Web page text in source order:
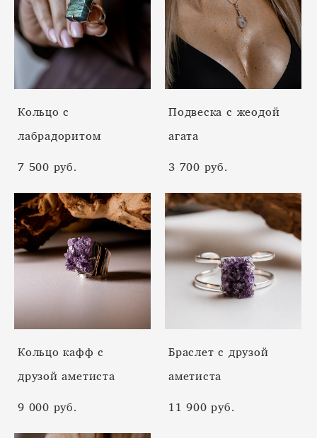
Кольцо с
лабрадоритом
7 500 pуб.
Подвеска с жеодой
агата
3 700 pуб.
Кольцо кафф с
друзой аметиста
9 000 pуб.
Браслет с друзой
аметиста
11 900 pуб.